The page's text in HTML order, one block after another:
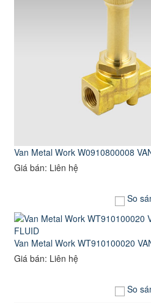
Van Metal Work W0910800008
Giá bán: Liên hệ
So
Van Metal Work WT910100020
Giá bán: Liên hệ
So